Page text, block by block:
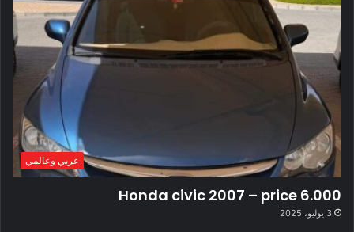
عربي وعالمي
Honda civic 2007 – price 6.000
3 يوليو، 2025